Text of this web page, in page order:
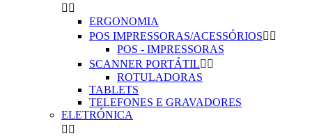
 
ERGONOMIA
POS IMPRESSORAS/ACESSÓRIOS 
POS - IMPRESSORAS
SCANNER PORTÁTIL 
ROTULADORAS
TABLETS
TELEFONES E GRAVADORES
ELETRÓNICA
 